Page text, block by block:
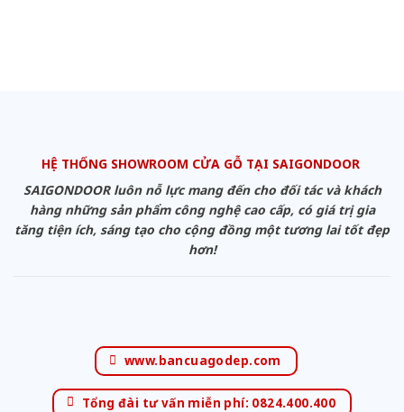
HỆ THỐNG SHOWROOM CỬA GỖ TẠI SAIGONDOOR
SAIGONDOOR luôn nỗ lực mang đến cho đối tác và khách
hàng những sản phẩm công nghệ cao cấp, có giá trị gia
tăng tiện ích, sáng tạo cho cộng đồng một tương lai tốt đẹp
hơn!
www.bancuagodep.com
Tổng đài tư vấn miễn phí: 0824.400.400